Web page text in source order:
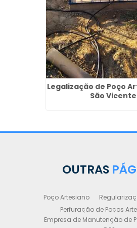
Legalização de Poço
São Vicente
OUTRAS
Poço Artesiano
Perfuração de Poços
Empresa de Manutenção de